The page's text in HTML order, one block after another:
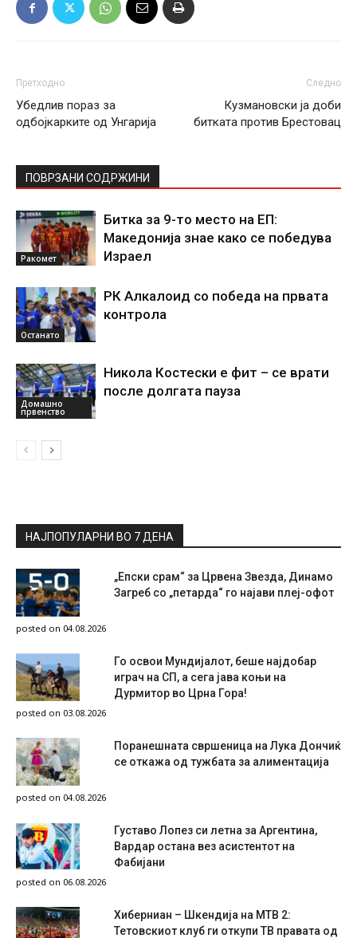
Претходно
Убедлив пораз за
одбојкарките од Унгарија
Следно
Кузмановски ја доби
битката против Брестовац
ПОВРЗАНИ СОДРЖИНИ
Ракомет
Битка за 9-то место на ЕП:
Македонија знае како се победува
Израел
Останато
РК Алкалоид со победа на првата
контрола
Домашно
првенство
Никола Костески е фит – се врати
после долгата пауза
НАЈПОПУЛАРНИ ВО 7 ДЕНА
„Епски срам“ за Црвена Звезда, Динамо
Загреб со „петарда“ го најави плеј-офот
posted on 04.08.2026
Го освои Мундијалот, беше најдобар
играч на СП, а сега јава коњи на
Дурмитор во Црна Гора!
posted on 03.08.2026
Поранешната свршеница на Лука Дончиќ
се откажа од тужбата за алиментација
posted on 04.08.2026
Густаво Лопез си летна за Аргентина,
Вардар остана вез асистентот на
Фабијани
posted on 06.08.2026
Хиберниан – Шкендија на МТВ 2:
Тетовскиот клуб ги откупи ТВ правата од